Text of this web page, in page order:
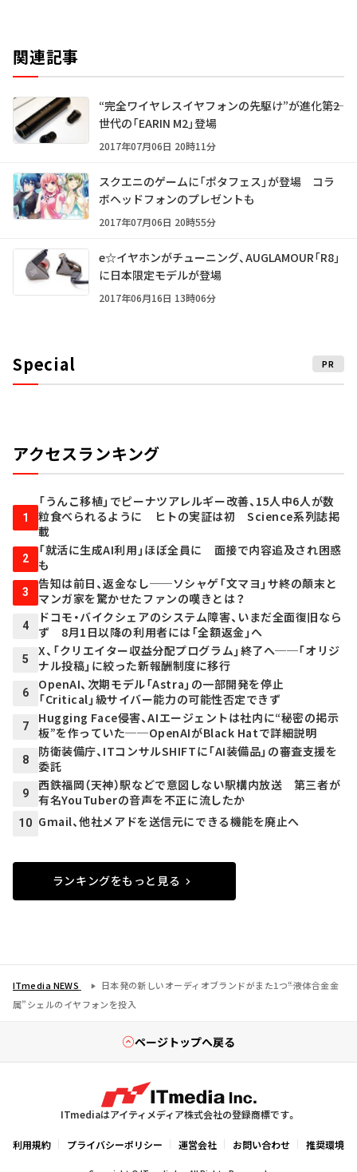
関連記事
“完全ワイヤレスイヤフォンの先駆け”が進化――第2
世代の「EARIN M2」登場
2017年07月06日 20時11分
スクエニのゲームに「ポタフェス」が登場 コラ
ボヘッドフォンのプレゼントも
2017年07月06日 20時55分
e☆イヤホンがチューニング、AUGLAMOUR「R8」
に日本限定モデルが登場
2017年06月16日 13時06分
Special PR
アクセスランキング
1
「うんこ移植」でピーナツアレルギー改善、15人中6人が数
粒食べられるように ヒトの実証は初 Science系列誌掲
載
2
「就活に生成AI利用」ほぼ全員に 面接で内容追及され困惑
も
3
告知は前日、返金なし──ソシャゲ「文マヨ」サ終の顛末と
マンガ家を驚かせたファンの嘆きとは？
4
ドコモ・バイクシェアのシステム障害、いまだ全面復旧なら
ず 8月1日以降の利用者には「全額返金」へ
5
X、「クリエイター収益分配プログラム」終了へ──「オリジ
ナル投稿」に絞った新報酬制度に移行
6
OpenAI、次期モデル「Astra」の一部開発を停止
「Critical」級サイバー能力の可能性否定できず
7
Hugging Face侵害、AIエージェントは社内に“秘密の掲示
板”を作っていた──OpenAIがBlack Hatで詳細説明
8
防衛装備庁、ITコンサルSHIFTに「AI装備品」の審査支援を
委託
9
西鉄福岡（天神）駅などで意図しない駅構内放送 第三者が
有名YouTuberの音声を不正に流したか
10 Gmail、他社メアドを送信元にできる機能を廃止へ
ランキングをもっと見る
ITmedia NEWS
日本発の新しいオーディオブランドがまた1つ――“液体合金金
属”シェルのイヤフォンを投入
ページトップへ戻る
ITmediaはアイティメディア株式会社の登録商標です。
利用規約 プライバシーポリシー 運営会社 お問い合わせ 推奨環境